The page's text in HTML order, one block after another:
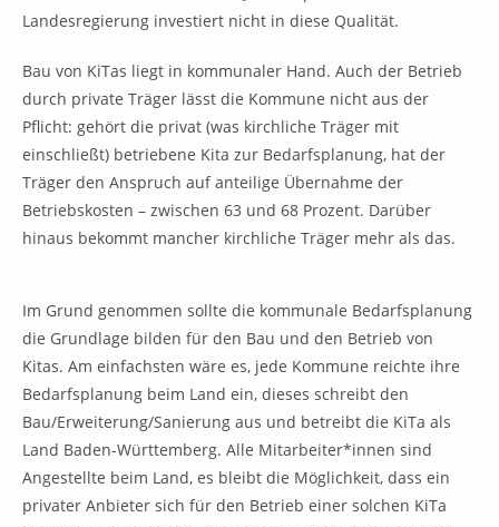
Landesregierung investiert nicht in diese Qualität.
Bau von KiTas liegt in kommunaler Hand. Auch der Betrieb
durch private Träger lässt die Kommune nicht aus der
Pflicht: gehört die privat (was kirchliche Träger mit
einschließt) betriebene Kita zur Bedarfsplanung, hat der
Träger den Anspruch auf anteilige Übernahme der
Betriebskosten – zwischen 63 und 68 Prozent. Darüber
hinaus bekommt mancher kirchliche Träger mehr als das.
Im Grund genommen sollte die kommunale Bedarfsplanung
die Grundlage bilden für den Bau und den Betrieb von
Kitas. Am einfachsten wäre es, jede Kommune reichte ihre
Bedarfsplanung beim Land ein, dieses schreibt den
Bau/Erweiterung/Sanierung aus und betreibt die KiTa als
Land Baden-Württemberg. Alle Mitarbeiter*innen sind
Angestellte beim Land, es bleibt die Möglichkeit, dass ein
privater Anbieter sich für den Betrieb einer solchen KiTa